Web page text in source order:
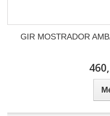
GIR MOSTRADOR